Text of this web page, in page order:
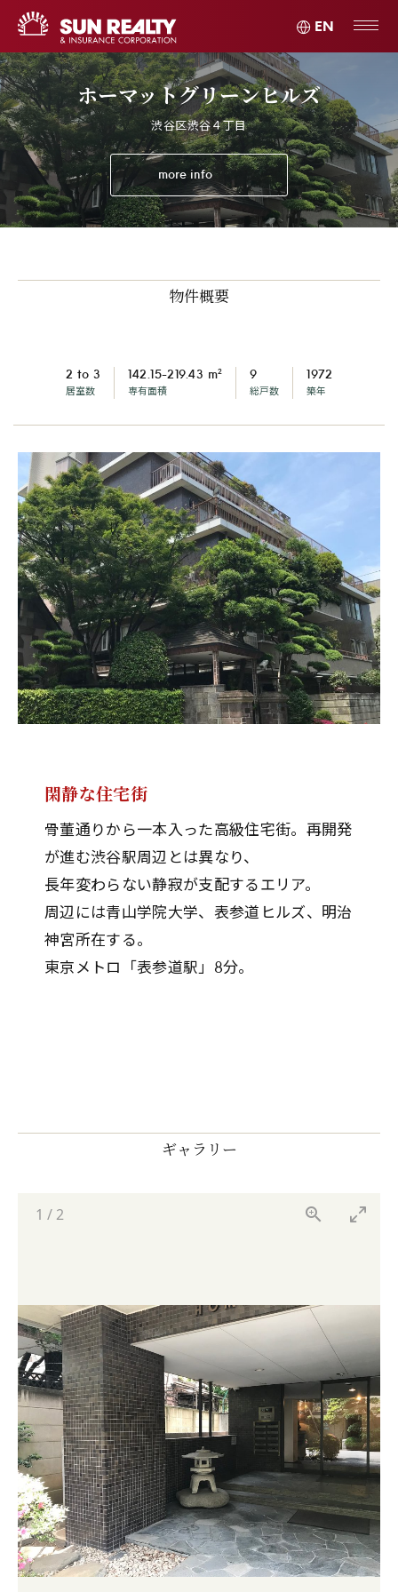
EN
ホーマットグリーンヒルズ
渋谷区渋谷４丁目
more info
物件概要
2 to 3
居室数
142.15-219.43 m2
専有面積
9
総戸数
1972
築年
閑静な住宅街
骨董通りから一本入った高級住宅街。再開発
が進む渋谷駅周辺とは異なり、
長年変わらない静寂が支配するエリア。
周辺には青山学院大学、表参道ヒルズ、明治
神宮所在する。
東京メトロ「表参道駅」8分。
ギャラリー
1 / 2